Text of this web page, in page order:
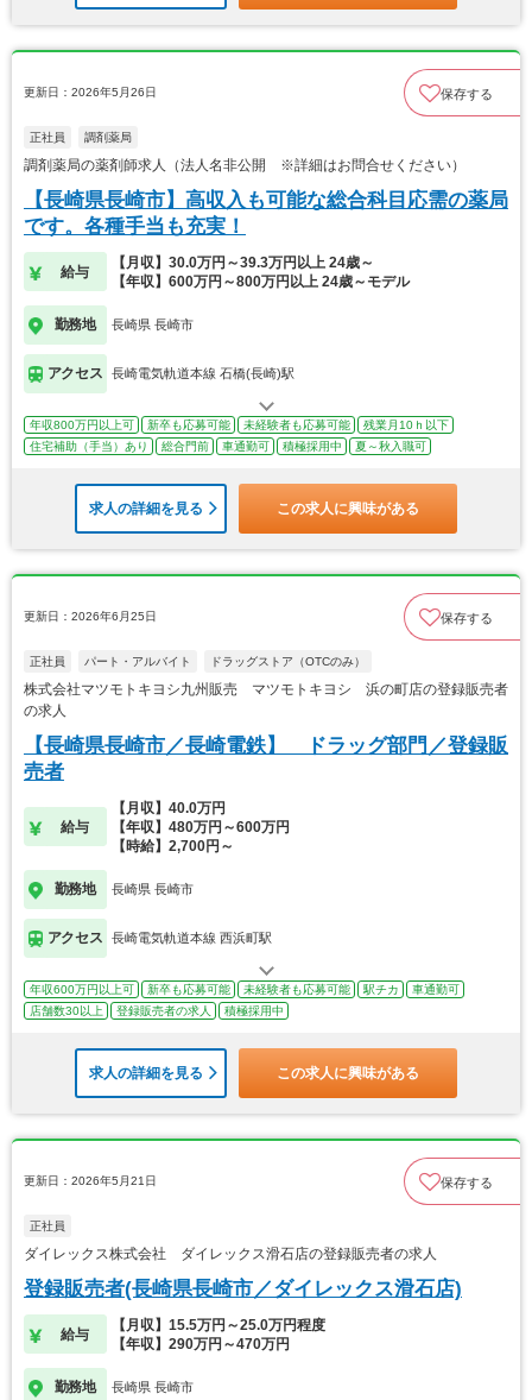
更新日：2026年5月26日 保存する
正社員 調剤薬局
調剤薬局の薬剤師求人（法人名非公開 ※詳細はお問合せください）
【長崎県長崎市】高収入も可能な総合科目応需の薬局
です。各種手当も充実！
給与
【月収】30.0万円～39.3万円以上 24歳～
【年収】600万円～800万円以上 24歳～モデル
勤務地 長崎県 長崎市
アクセス 長崎電気軌道本線 石橋(長崎)駅
年収800万円以上可 新卒も応募可能 未経験者も応募可能
残業月10ｈ以下
住宅補助（手当）あり
総合門前 車通勤可 積極採用中 夏～秋入職可
求人の詳細を見る この求人に興味がある
更新日：2026年6月25日 保存する
正社員 パート・アルバイト ドラッグストア（OTCのみ）
株式会社マツモトキヨシ九州販売 マツモトキヨシ 浜の町店の登録販売者
の求人
【長崎県長崎市／長崎電鉄】 ドラッグ部門／登録販
売者
給与
【月収】40.0万円
【年収】480万円～600万円
【時給】2,700円～
勤務地 長崎県 長崎市
アクセス 長崎電気軌道本線 西浜町駅
年収600万円以上可 新卒も応募可能 未経験者も応募可能 駅チカ
車通勤可
店舗数30以上
登録販売者の求人 積極採用中
求人の詳細を見る この求人に興味がある
更新日：2026年5月21日 保存する
正社員
ダイレックス株式会社 ダイレックス滑石店の登録販売者の求人
登録販売者(長崎県長崎市／ダイレックス滑石店)
給与
【月収】15.5万円～25.0万円程度
【年収】290万円～470万円
勤務地 長崎県 長崎市